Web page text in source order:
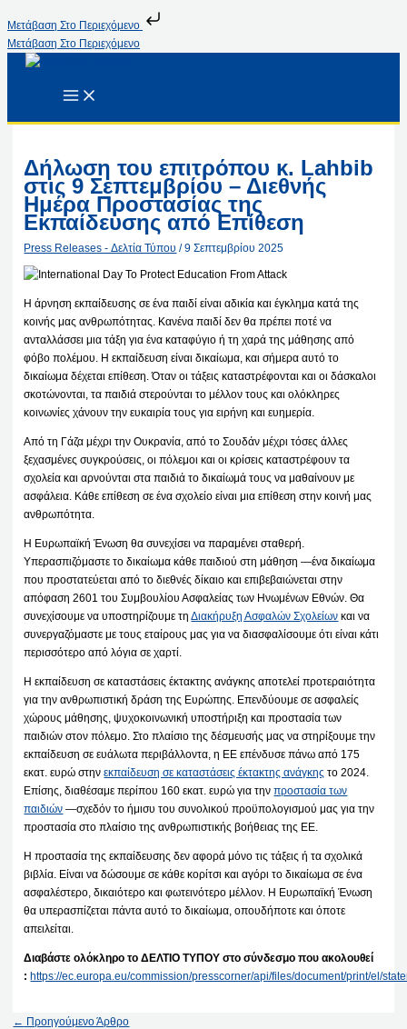
Μετάβαση Στο Περιεχόμενο
Μετάβαση Στο Περιεχόμενο
Δήλωση του επιτρόπου κ. Lahbib
στις 9 Σεπτεμβρίου – Διεθνής
Ημέρα Προστασίας της
Εκπαίδευσης από Επίθεση
Press Releases - Δελτία Τύπου /9 Σεπτεμβρίου 2025
Η άρνηση εκπαίδευσης σε ένα παιδί είναι αδικία και έγκλημα κατά της
κοινής μας ανθρωπότητας. Κανένα παιδί δεν θα πρέπει ποτέ να
ανταλλάσσει μια τάξη για ένα καταφύγιο ή τη χαρά της μάθησης από
φόβο πολέμου. Η εκπαίδευση είναι δικαίωμα, και σήμερα αυτό το
δικαίωμα δέχεται επίθεση. Όταν οι τάξεις καταστρέφονται και οι δάσκαλοι
σκοτώνονται, τα παιδιά στερούνται το μέλλον τους και ολόκληρες
κοινωνίες χάνουν την ευκαιρία τους για ειρήνη και ευημερία.
Από τη Γάζα μέχρι την Ουκρανία, από το Σουδάν μέχρι τόσες άλλες
ξεχασμένες συγκρούσεις, οι πόλεμοι και οι κρίσεις καταστρέφουν τα
σχολεία και αρνούνται στα παιδιά το δικαίωμά τους να μαθαίνουν με
ασφάλεια. Κάθε επίθεση σε ένα σχολείο είναι μια επίθεση στην κοινή μας
ανθρωπότητα.
Η Ευρωπαϊκή Ένωση θα συνεχίσει να παραμένει σταθερή.
Υπερασπιζόμαστε το δικαίωμα κάθε παιδιού στη μάθηση —ένα δικαίωμα
που προστατεύεται από το διεθνές δίκαιο και επιβεβαιώνεται στην
απόφαση 2601 του Συμβουλίου Ασφαλείας των Ηνωμένων Εθνών. Θα
συνεχίσουμε να υποστηρίζουμε τηΔιακήρυξη Ασφαλών Σχολείων και να
συνεργαζόμαστε με τους εταίρους μας για να διασφαλίσουμε ότι είναι κάτι
περισσότερο από λόγια σε χαρτί.
Η εκπαίδευση σε καταστάσεις έκτακτης ανάγκης αποτελεί προτεραιότητα
για την ανθρωπιστική δράση της Ευρώπης. Επενδύουμε σε ασφαλείς
χώρους μάθησης, ψυχοκοινωνική υποστήριξη και προστασία των
παιδιών στον πόλεμο. Στο πλαίσιο της δέσμευσής μας να στηρίξουμε την
εκπαίδευση σε ευάλωτα περιβάλλοντα, η ΕΕ επένδυσε πάνω από 175
εκατ. ευρώ στηνεκπαίδευση σε καταστάσεις έκτακτης ανάγκης το 2024.
Επίσης, διαθέσαμε περίπου 160 εκατ. ευρώ για τηνπροστασία των
παιδιών —σχεδόν το ήμισυ του συνολικού προϋπολογισμού μας για την
προστασία στο πλαίσιο της ανθρωπιστικής βοήθειας της ΕΕ.
Η προστασία της εκπαίδευσης δεν αφορά μόνο τις τάξεις ή τα σχολικά
βιβλία. Είναι να δώσουμε σε κάθε κορίτσι και αγόρι το δικαίωμα σε ένα
ασφαλέστερο, δικαιότερο και φωτεινότερο μέλλον. Η Ευρωπαϊκή Ένωση
θα υπερασπίζεται πάντα αυτό το δικαίωμα, οπουδήποτε και όποτε
απειλείται.
Διαβάστε ολόκληρο το ΔΕΛΤΙΟ ΤΥΠΟΥ στο σύνδεσμο που ακολουθεί
: https://ec.europa.eu/commission/presscorner/api/files/document/print/el/
← Προηγούμενο Άρθρο